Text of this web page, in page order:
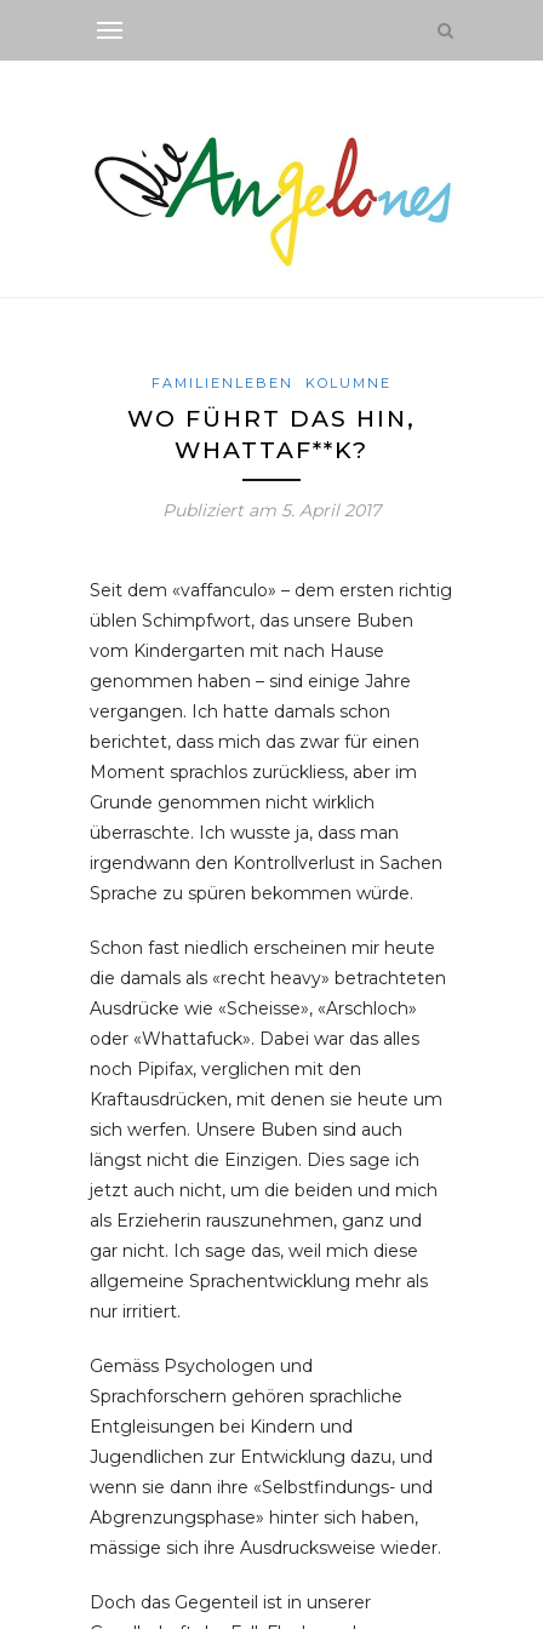
FAMILIENLEBEN KOLUMNE
WO FÜHRT DAS HIN,
WHATTAF**K?
Publiziert am 5. April 2017
Seit dem «vaffanculo» – dem ersten richtig
üblen Schimpfwort, das unsere Buben
vom Kindergarten mit nach Hause
genommen haben – sind einige Jahre
vergangen. Ich hatte damals schon
berichtet, dass mich das zwar für einen
Moment sprachlos zurückliess, aber im
Grunde genommen nicht wirklich
überraschte. Ich wusste ja, dass man
irgendwann den Kontrollverlust in Sachen
Sprache zu spüren bekommen würde.
Schon fast niedlich erscheinen mir heute
die damals als «recht heavy» betrachteten
Ausdrücke wie «Scheisse», «Arschloch»
oder «Whattafuck». Dabei war das alles
noch Pipifax, verglichen mit den
Kraftausdrücken, mit denen sie heute um
sich werfen. Unsere Buben sind auch
längst nicht die Einzigen. Dies sage ich
jetzt auch nicht, um die beiden und mich
als Erzieherin rauszunehmen, ganz und
gar nicht. Ich sage das, weil mich diese
allgemeine Sprachentwicklung mehr als
nur irritiert.
Gemäss Psychologen und
Sprachforschern gehören sprachliche
Entgleisungen bei Kindern und
Jugendlichen zur Entwicklung dazu, und
wenn sie dann ihre «Selbstfindungs- und
Abgrenzungsphase» hinter sich haben,
mässige sich ihre Ausdrucksweise wieder.
Doch das Gegenteil ist in unserer